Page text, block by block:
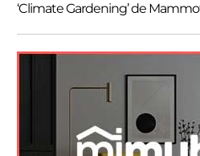
‘Climate Gardening’ de